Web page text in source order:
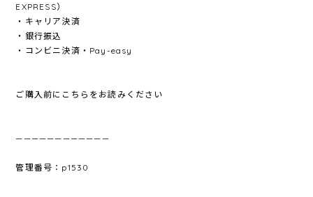
EXPRESS）
・キャリア決済
・銀行振込
・コンビニ決済・Pay-easy
ご購入前にこちらをお読みください
————————————
管理番号：p1530